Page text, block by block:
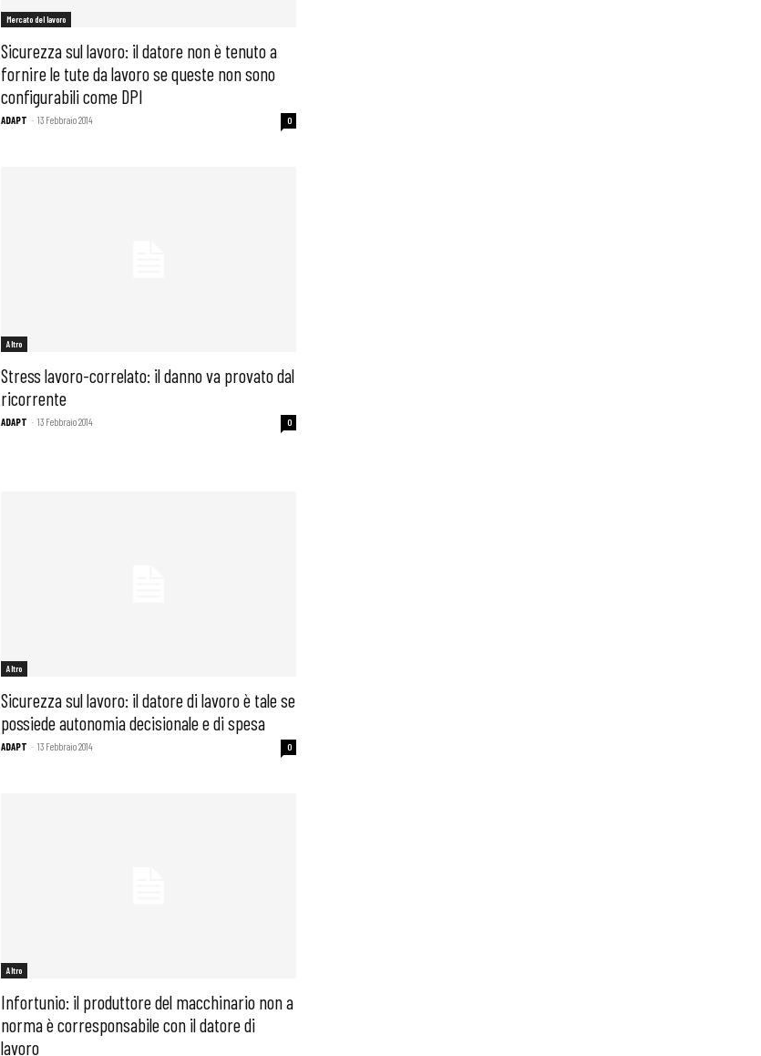
Mercato del lavoro
Sicurezza sul lavoro: il datore non è tenuto a
fornire le tute da lavoro se queste non sono
configurabili come DPI
ADAPT - 13 Febbraio 2014 0
Altro
Stress lavoro-correlato: il danno va provato dal
ricorrente
ADAPT - 13 Febbraio 2014 0
Altro
Sicurezza sul lavoro: il datore di lavoro è tale se
possiede autonomia decisionale e di spesa
ADAPT - 13 Febbraio 2014 0
Altro
Infortunio: il produttore del macchinario non a
norma è corresponsabile con il datore di
lavoro